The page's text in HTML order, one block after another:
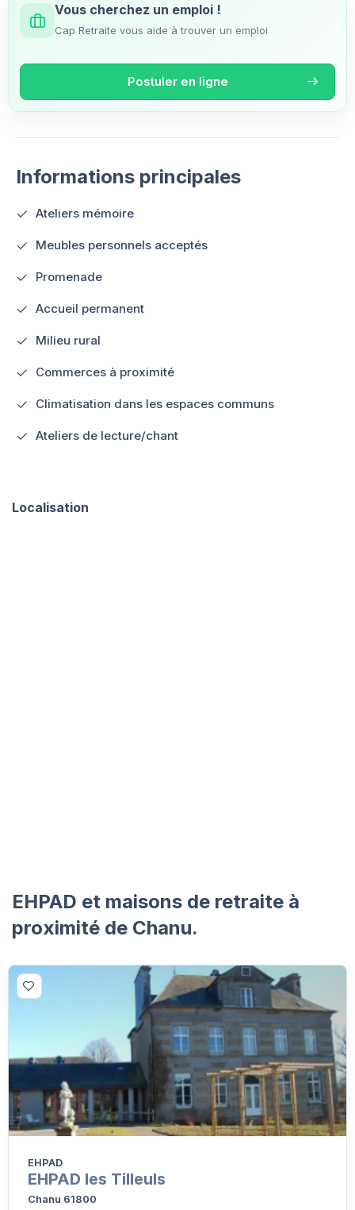
Vous cherchez un emploi !
Cap Retraite vous aide à trouver un emploi
Postuler en ligne
Informations principales
Ateliers mémoire
Meubles personnels acceptés
Promenade
Accueil permanent
Milieu rural
Commerces à proximité
Climatisation dans les espaces communs
Ateliers de lecture/chant
Localisation
EHPAD et maisons de retraite à
proximité de Chanu.
EHPAD
EHPAD les Tilleuls
Chanu 61800